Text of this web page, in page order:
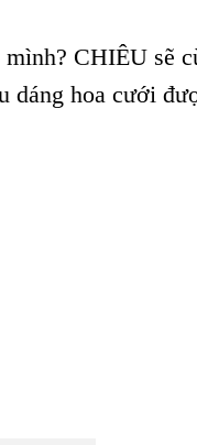
CHIÊU sẽ
dáng hoa cưới